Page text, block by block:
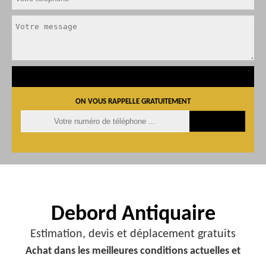
ON VOUS RAPPELLE GRATUITEMENT
Debord Antiquaire
Estimation, devis et déplacement gratuits
Achat dans les meilleures conditions actuelles et